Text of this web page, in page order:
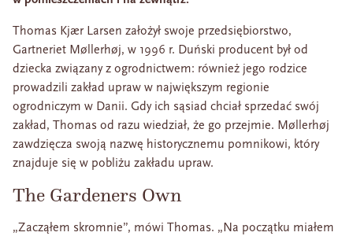
Thomas Kjær Larsen założył swoje przedsiębiorstwo,
Gartneriet Møllerhøj, w 1996 r. Duński producent był od
dziecka związany z ogrodnictwem: również jego rodzice
prowadzili zakład upraw w największym regionie
ogrodniczym w Danii. Gdy ich sąsiad chciał sprzedać swój
zakład, Thomas od razu wiedział, że go przejmie. Møllerhøj
zawdzięcza swoją nazwę historycznemu pomnikowi, który
znajduje się w pobliżu zakładu upraw.
The Gardeners Own
„Zacząłem skromnie”, mówi Thomas. „Na początku miałem